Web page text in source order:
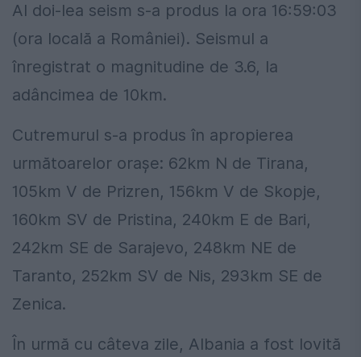
Al doi-lea seism s-a produs la ora 16:59:03
(ora locală a României). Seismul a
înregistrat o magnitudine de 3.6, la
adâncimea de 10km.
Cutremurul s-a produs în apropierea
următoarelor oraşe: 62km N de Tirana,
105km V de Prizren, 156km V de Skopje,
160km SV de Pristina, 240km E de Bari,
242km SE de Sarajevo, 248km NE de
Taranto, 252km SV de Nis, 293km SE de
Zenica.
În urmă cu câteva zile, Albania a fost lovită